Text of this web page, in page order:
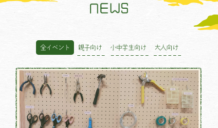
全イベント 親子向け 小中学生向け 大人向け